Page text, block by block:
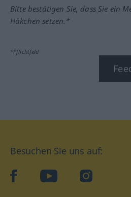
Bitte bestätigen Sie, dass Sie ein
Häkchen setzen.*
*Pflichtfeld
Besuchen Sie uns auf:
facebookYouTube Instagram